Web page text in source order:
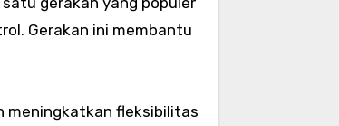
Gerakan ini membantu
meningkatkan fleksibilitas